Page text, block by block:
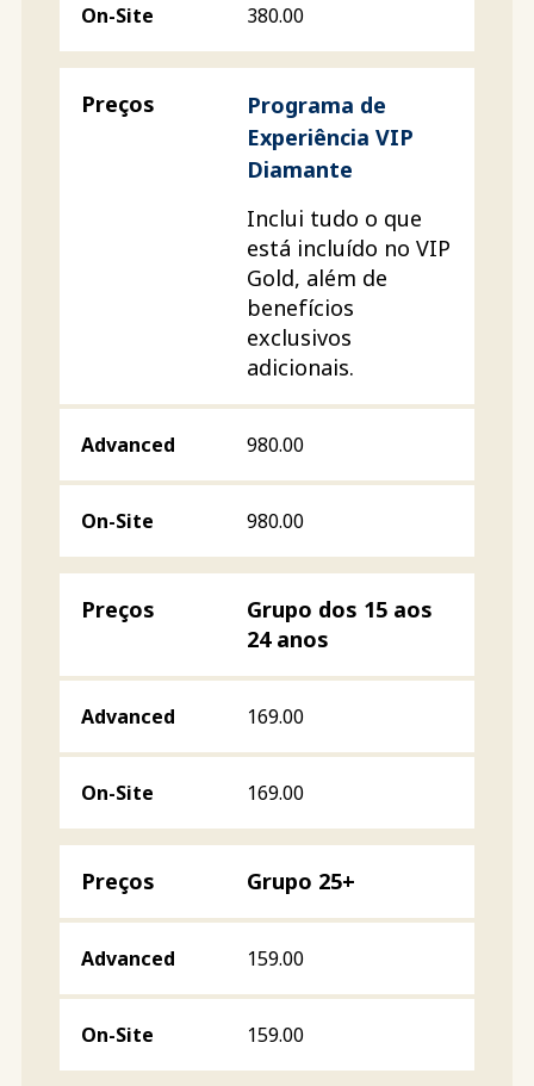
380.00
Programa de
Experiência VIP
Diamante
Inclui tudo o que
está incluído no VIP
Gold, além de
benefícios
exclusivos
adicionais.
980.00
980.00
Grupo dos 15 aos
24 anos
169.00
169.00
Grupo 25+
159.00
159.00